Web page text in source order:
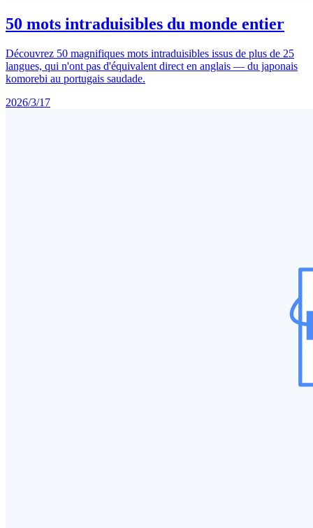
50 mots intraduisibles du monde entier
Découvrez 50 magnifiques mots intraduisibles issus de plus de 25
langues, qui n'ont pas d'équivalent direct en anglais — du japonais
komorebi au portugais saudade.
2026/3/17